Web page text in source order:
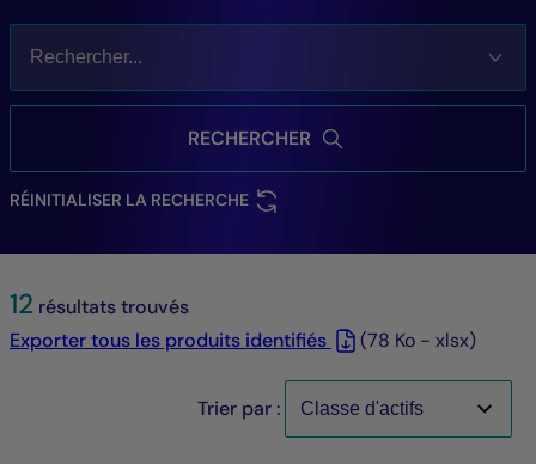
RECHERCHER
RÉINITIALISER LA RECHERCHE
12 résultats trouvés
Exporter tous les produits identifiés
(78 Ko - xlsx)
Trier par :